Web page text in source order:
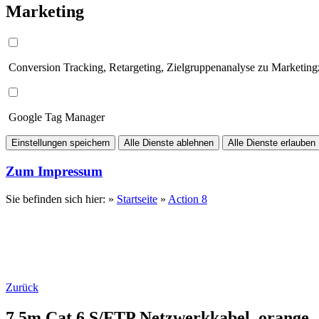
Marketing
Conversion Tracking, Retargeting, Zielgruppenanalyse zu
Google Tag Manager
Einstellungen speichern Alle Dienste ablehnen Alle Dienste erlauben
Zum Impressum
Sie befinden sich hier: » Startseite » Action 8
Zurück